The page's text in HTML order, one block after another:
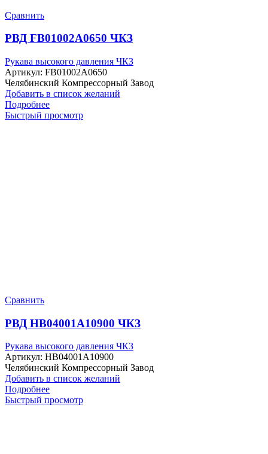
Сравнить
РВД FB01002A0650 ЧКЗ
Рукава высокого давления ЧКЗ
Артикул: FB01002A0650
Челябинский Компрессорный Завод
Добавить в список желаний
Подробнее
Быстрый просмотр
Сравнить
РВД HB04001A10900 ЧКЗ
Рукава высокого давления ЧКЗ
Артикул: HB04001A10900
Челябинский Компрессорный Завод
Добавить в список желаний
Подробнее
Быстрый просмотр